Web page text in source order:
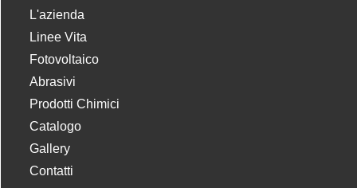
L'azienda
Linee Vita
Fotovoltaico
Abrasivi
Prodotti Chimici
Catalogo
Gallery
Contatti